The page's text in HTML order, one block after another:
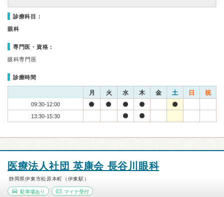
診療科目：
眼科
専門医・資格：
眼科専門医
診療時間
月 火 水 木 金 土 日 祝
09:30-12:00
13:30-15:30
医療法人社団 英康会 長谷川眼科
静岡県伊東市松原本町（伊東駅）
駐車場あり マイナ受付